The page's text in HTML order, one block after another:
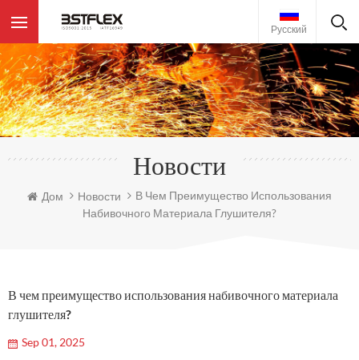
Русский
Новости
Дом Новости
В Чем Преимущество Использования
Набивочного Материала Глушителя?
В чем преимущество использования набивочного материала
глушителя?
Sep 01, 2025